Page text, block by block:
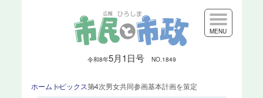
令和8年5月1日号 NO.1849
MENU
ホーム トピックス第4次男女共同参画基本計画を策定